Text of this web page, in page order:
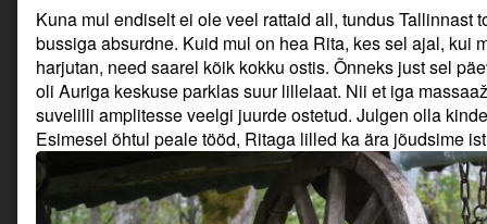
Kuna mul endiselt ei ole veel rattaid all, tundus Tallinnast
bussiga absurdne. Kuid mul on hea Rita, kes sel ajal, kui
harjutan, need saarel kõik kokku ostis. Õnneks just sel
oli Auriga keskuse parklas suur lillelaat. Nii et iga
suvelilli amplitesse veelgi juurde ostetud. Julgen olla
Esimesel õhtul peale tööd, Ritaga lilled ka ära jõudsime